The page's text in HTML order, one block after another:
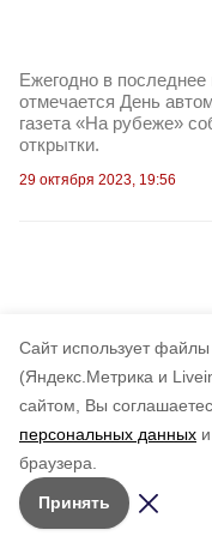
Cайт использует файлы
(Яндекс.Метрика и
сайтом, Вы
персональных данных
браузера.
Принять
Ежегодно в последнее
отмечается День
газета «На рубеже»
открытки.
29 октября 2023, 19:56